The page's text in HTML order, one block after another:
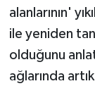
alanlarının'
ile yeniden
olduğunu
ağlarında